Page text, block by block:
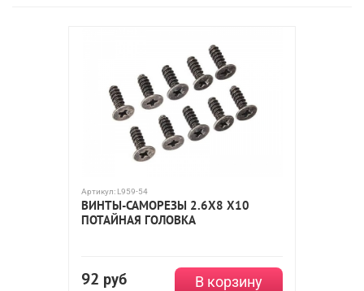
Артикул: L959-54
ВИНТЫ-САМОРЕЗЫ 2.6Х8 Х10
ПОТАЙНАЯ ГОЛОВКА
92 руб В корзину